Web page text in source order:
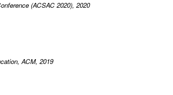
(ACSAC 2020), 2020
ACM, 2019